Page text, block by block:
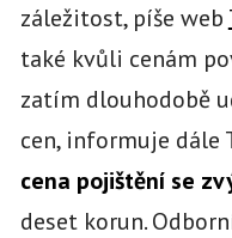
záležitost, píše web
také kvůli cenám
zatím dlouhodobě
cen, informuje dále
cena pojištění se
deset korun.